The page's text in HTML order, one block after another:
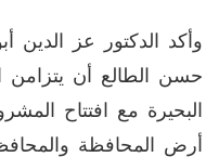
وأكد الدكتور عز الدين
حسن الطالع أن يتزامن
البحيرة مع افتتاح
أرض المحافظة